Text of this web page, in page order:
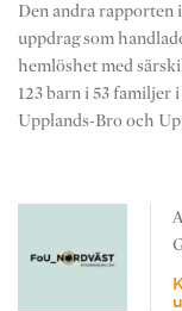
Den andra rapporten
uppdrag som
hemlöshet med
123 barn i 53 familjer
Upplands-Bro och